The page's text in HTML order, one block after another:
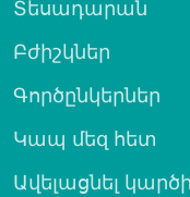
Տեսադարան
Բժիշկներ
Գործընկերներ
Կապ մեզ հետ
Ավելացնել